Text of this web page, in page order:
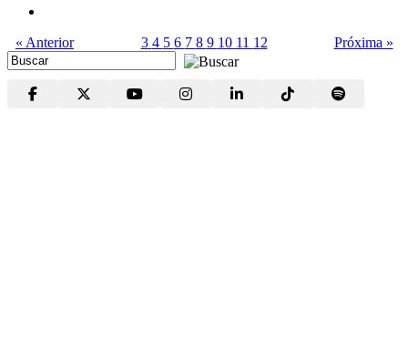
« Anterior 3 4 5 6 7 8 9 10 11 12 Próxima »